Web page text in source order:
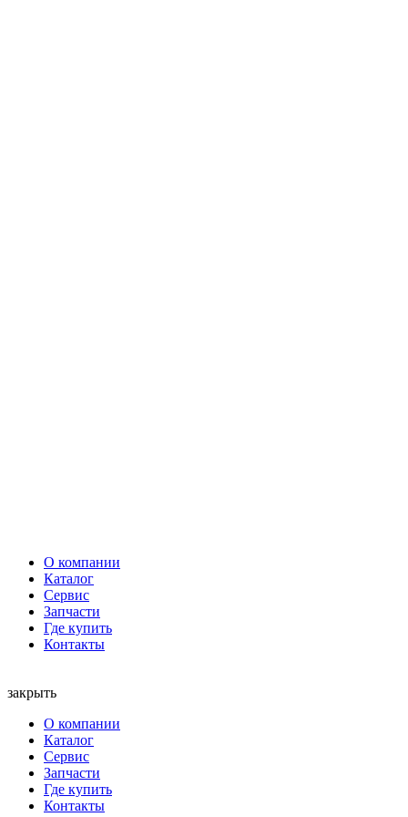
О компании
Каталог
Сервис
Запчасти
Где купить
Контакты
закрыть
О компании
Каталог
Сервис
Запчасти
Где купить
Контакты